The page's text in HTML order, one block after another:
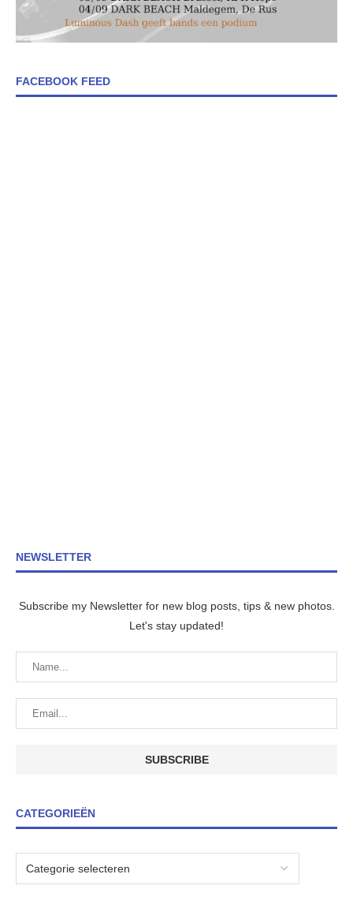
FACEBOOK FEED
NEWSLETTER
Subscribe my Newsletter for new blog posts, tips & new photos.
Let's stay updated!
CATEGORIEËN